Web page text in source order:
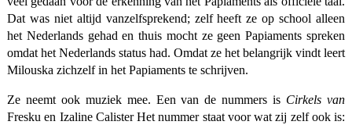
Dat was niet altijd vanzelfsprekend; zelf heeft ze op school alleen
het Nederlands gehad en thuis mocht ze geen Papiaments spreken
omdat het Nederlands status had. Omdat ze het belangrijk vindt leert
Milouska zichzelf in het Papiaments te schrijven.
Ze neemt ook muziek mee. Een van de nummers is Cirkels van
Fresku en Izaline Calister Het nummer staat voor wat zij zelf ook is: